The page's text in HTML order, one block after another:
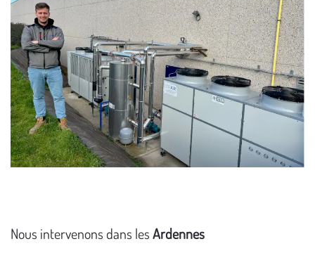
Nous intervenons dans lesArdennes